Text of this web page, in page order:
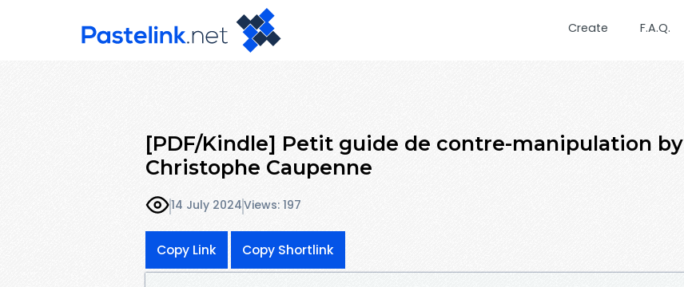
Create F.A.Q.
[PDF/Kindle] Petit guide de contre-manipulation by
Christophe Caupenne
14 July 2024Views: 197
Copy Link Copy Shortlink